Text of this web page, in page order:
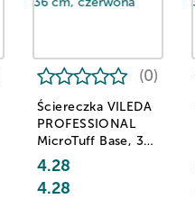
Ściereczka VILEDA
PROFESSIONAL
MicroTuff Base, 36
x 36 cm, czerwona
(0)
4.28
4.28